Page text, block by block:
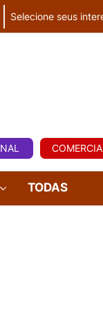
Selecione seus
TODAS